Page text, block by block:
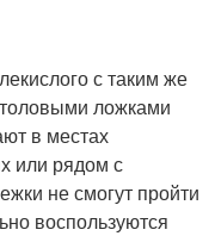
с таким же
ложками
в местах
или рядом с
не смогут пройти
воспользуются